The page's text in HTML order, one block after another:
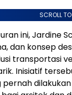
SCROLL
ini, Jardine
dan konsep
transportasi
Inisiatif